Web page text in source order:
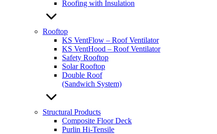
Roofing with Insulation
Rooftop
KS VentFlow – Roof Ventilator
KS VentHood – Roof Ventilator
Safety Rooftop
Solar Rooftop
Double Roof
(Sandwich System)
Structural Products
Composite Floor Deck
Purlin Hi-Tensile